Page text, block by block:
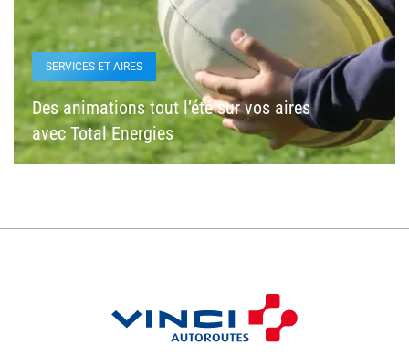
SERVICES ET AIRES
Des animations tout l’été sur vos aires
avec Total Energies